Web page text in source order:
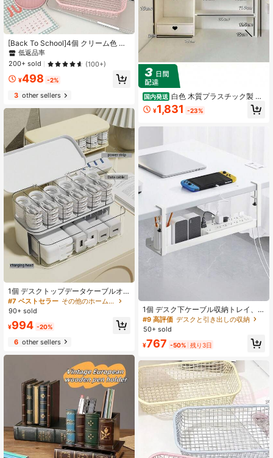
[Back To School]4個 クリーム色 イ
ンス風 アイアンアート 収納バスケッ
ト ペンホルダー、文房具オーガナイ
ザー 収納ボックス、多機能デスクト
ップ オフィス用品 学生用品 収納ペ
ンホルダー、小型収納バスケット、
学生のデスクトップ オフィス文房具
低返品率
200+ sold
(100+)
¥498 -2%
3other sellers
1個 デスクトップデータケーブルオ
ーガナイザー、ホワイト/クリーミー
ケーブル管理ボックス - 充電ステー
ーガナイザー、スマートソケット対
ートフォン/タブレット/電子機器に適
#7 ベストセラー
その他のホームオフィス収納
90+ sold
¥994 -20%
6other sellers
国内発送 白色 木質プラスチック製 収
納ラック、寝室、リビング、オフィ
ス、本、ペン、カレンダー、口紅、
¥1,831 -23%
1個 デスク下ケーブル収納トレイ、3
つのスロット付き スチール製デスク
ケーブルオーガナイザー、クランプ
ル整理、ホームオフィスデスクに適
#9 高評価 デスクと引き出しの収納
50+ sold
¥767 -50% 残り3日